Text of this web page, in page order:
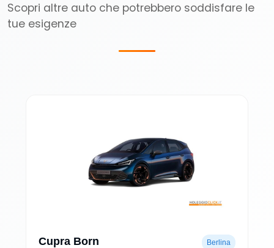
Scopri altre auto che potrebbero soddisfare le
tue esigenze
Cupra Born Berlina